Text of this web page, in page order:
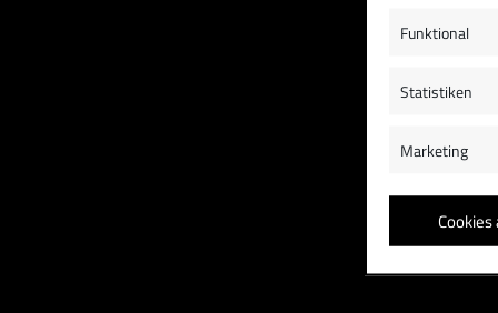
Funktional
Statistiken
Marketing